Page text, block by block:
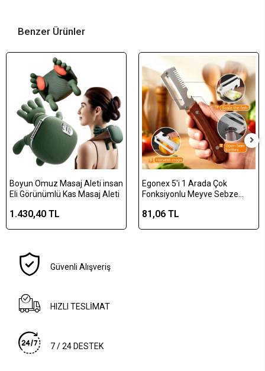
Benzer Ürünler
Boyun Omuz Masaj Aleti insan
Eli Görünümlü Kas Masaj Aleti
1.430,40 TL
Egonex 5'i 1 Arada Çok
Fonksiyonlu Meyve Sebze
Şişe Açacağı – Ahşap Saplı
81,06 TL
Güvenli Alışveriş
HIZLI TESLİMAT
7 / 24 DESTEK